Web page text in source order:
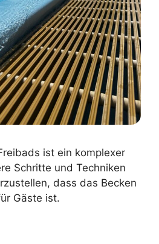
ist ein komplexer
Schritte und Techniken
dass das Becken
Gäste ist.